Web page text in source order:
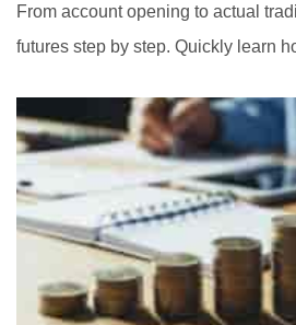
From account opening to actual
futures step by step. Quickly learn